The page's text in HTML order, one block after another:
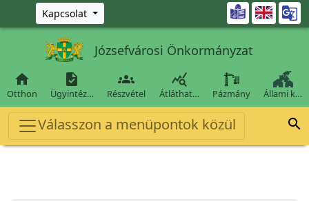
Ugrás a fő tartalomra
Kapcsolat 
Józsefvárosi Önkormányzat

Otthon

Ügyintéz…

Részvétel

Átláthat… Pázmány Állami k…
Válasszon a menüpontok közül 